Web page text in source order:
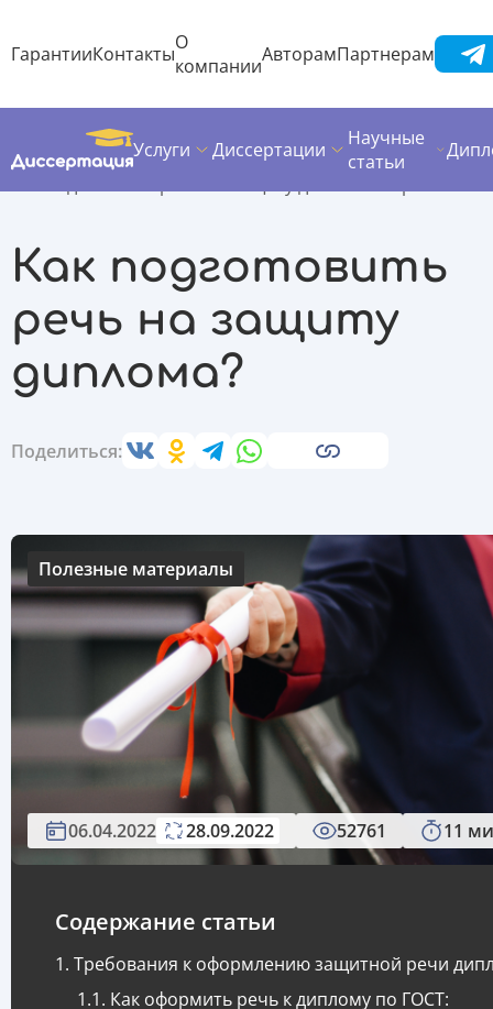
ГарантииКонтактыО
компанииАвторамПартнерам
Услуги Диссертации
Научные
статьи
ДиссертацияПолезные материалы
Как подготовить
речь на защиту
диплома?
Поделиться:
Полезные материалы
06.04.2022 28.09.2022 52761 11
Содержание статьи
Требования к оформлению защитной речи
Как оформить речь к диплому по ГОСТ: